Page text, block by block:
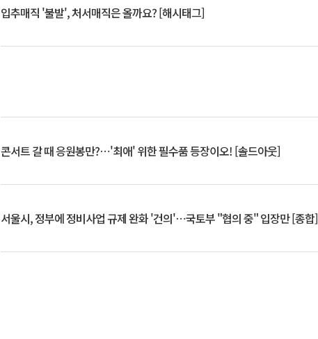
입추매직 '불발', 처서매직은 올까요? [해시태그]
콘서트 갈 때 응원봉만?⋯'최애' 위한 필수품 등장이오! [솔드아웃]
서울시, 정부에 정비사업 규제 완화 '건의'⋯국토부 "협의 중" 입장만 [종합]